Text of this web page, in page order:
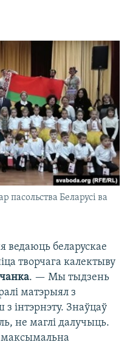
пасольства Беларусі ва
беларускае
творчага калектыву
. — Мы тыдзень
матэрыял з
інтэрнэту. Знаўцаў
не маглі далучыць.
максымальна